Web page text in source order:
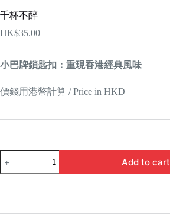
千杯不醉
HK$35.00
小巴牌鎖匙扣：重現香港經典風味
價錢用港幣計算 / Price in HKD
杯
Add to cart